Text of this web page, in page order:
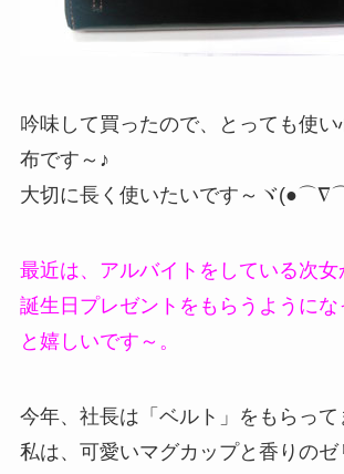
吟味して買ったので、とっても使
布です～♪
大切に長く使いたいです～ヾ
最近は、アルバイトをしている次女
誕生日プレゼントをもらうようにな
と嬉しいです～。
今年、社長は「ベルト」をもらって
私は、可愛いマグカップと香りのゼ